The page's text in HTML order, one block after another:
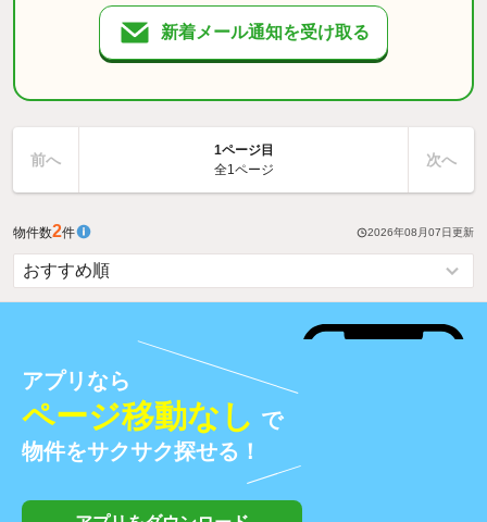
新着メール通知を受け取る
前へ
1ページ目
全1ページ
次へ
物件数2件 2026年08月07日 更新
アプリなら
ページ移動なし で
物件をサクサク探せる！